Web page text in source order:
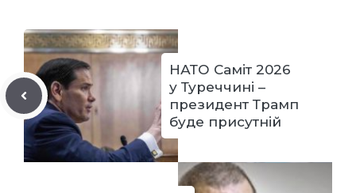
НАТО Саміт 2026
у Туреччині –
президент Трамп
буде присутній